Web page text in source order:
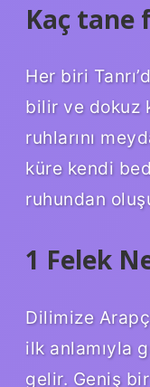
Kaç tane
Her biri
bilir ve dokuz
ruhlarını
küre kendi
ruhundan
1 Felek
Dilimize
ilk anlamıyla
gelir. Geniş